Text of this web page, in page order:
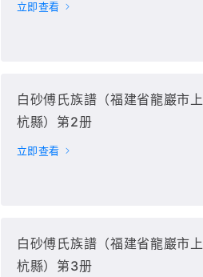
立即查看
白砂傅氏族譜（福建省龍巖市上
杭縣）第2册
立即查看
白砂傅氏族譜（福建省龍巖市上
杭縣）第3册